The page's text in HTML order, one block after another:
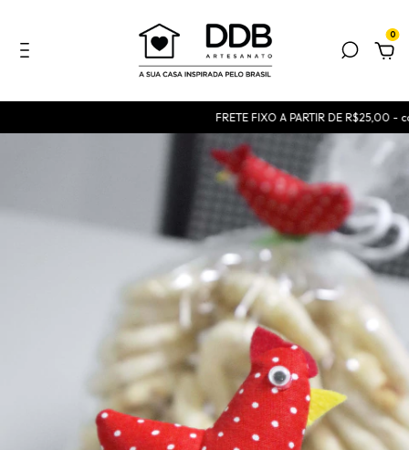
0
FRETE FIXO A PARTIR DE R$25,00 -